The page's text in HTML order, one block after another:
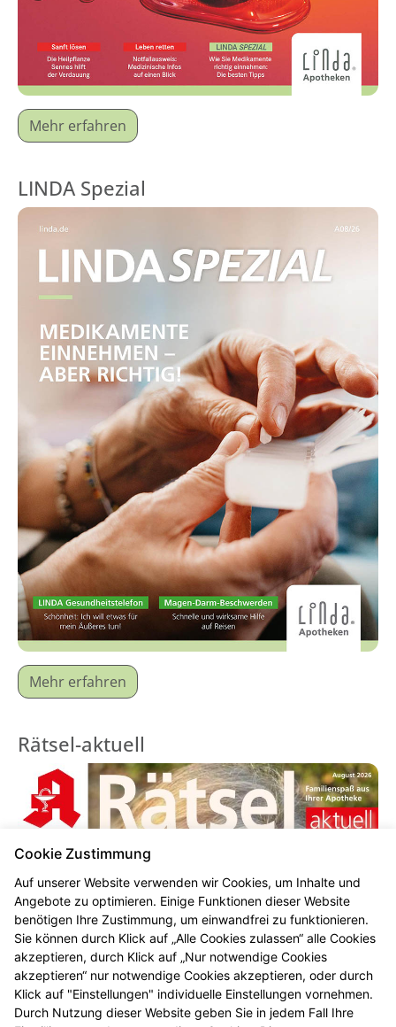
Mehr erfahren
LINDA Spezial
Mehr erfahren
Rätsel-aktuell
Cookie Zustimmung
Auf unserer Website verwenden wir Cookies, um Inhalte und
Angebote zu optimieren. Einige Funktionen dieser Website
benötigen Ihre Zustimmung, um einwandfrei zu funktionieren.
Sie können durch Klick auf „Alle Cookies zulassen“ alle Cookies
akzeptieren, durch Klick auf „Nur notwendige Cookies
akzeptieren“ nur notwendige Cookies akzeptieren, oder durch
Klick auf "Einstellungen" individuelle Einstellungen vornehmen.
Durch Nutzung dieser Website geben Sie in jedem Fall Ihre